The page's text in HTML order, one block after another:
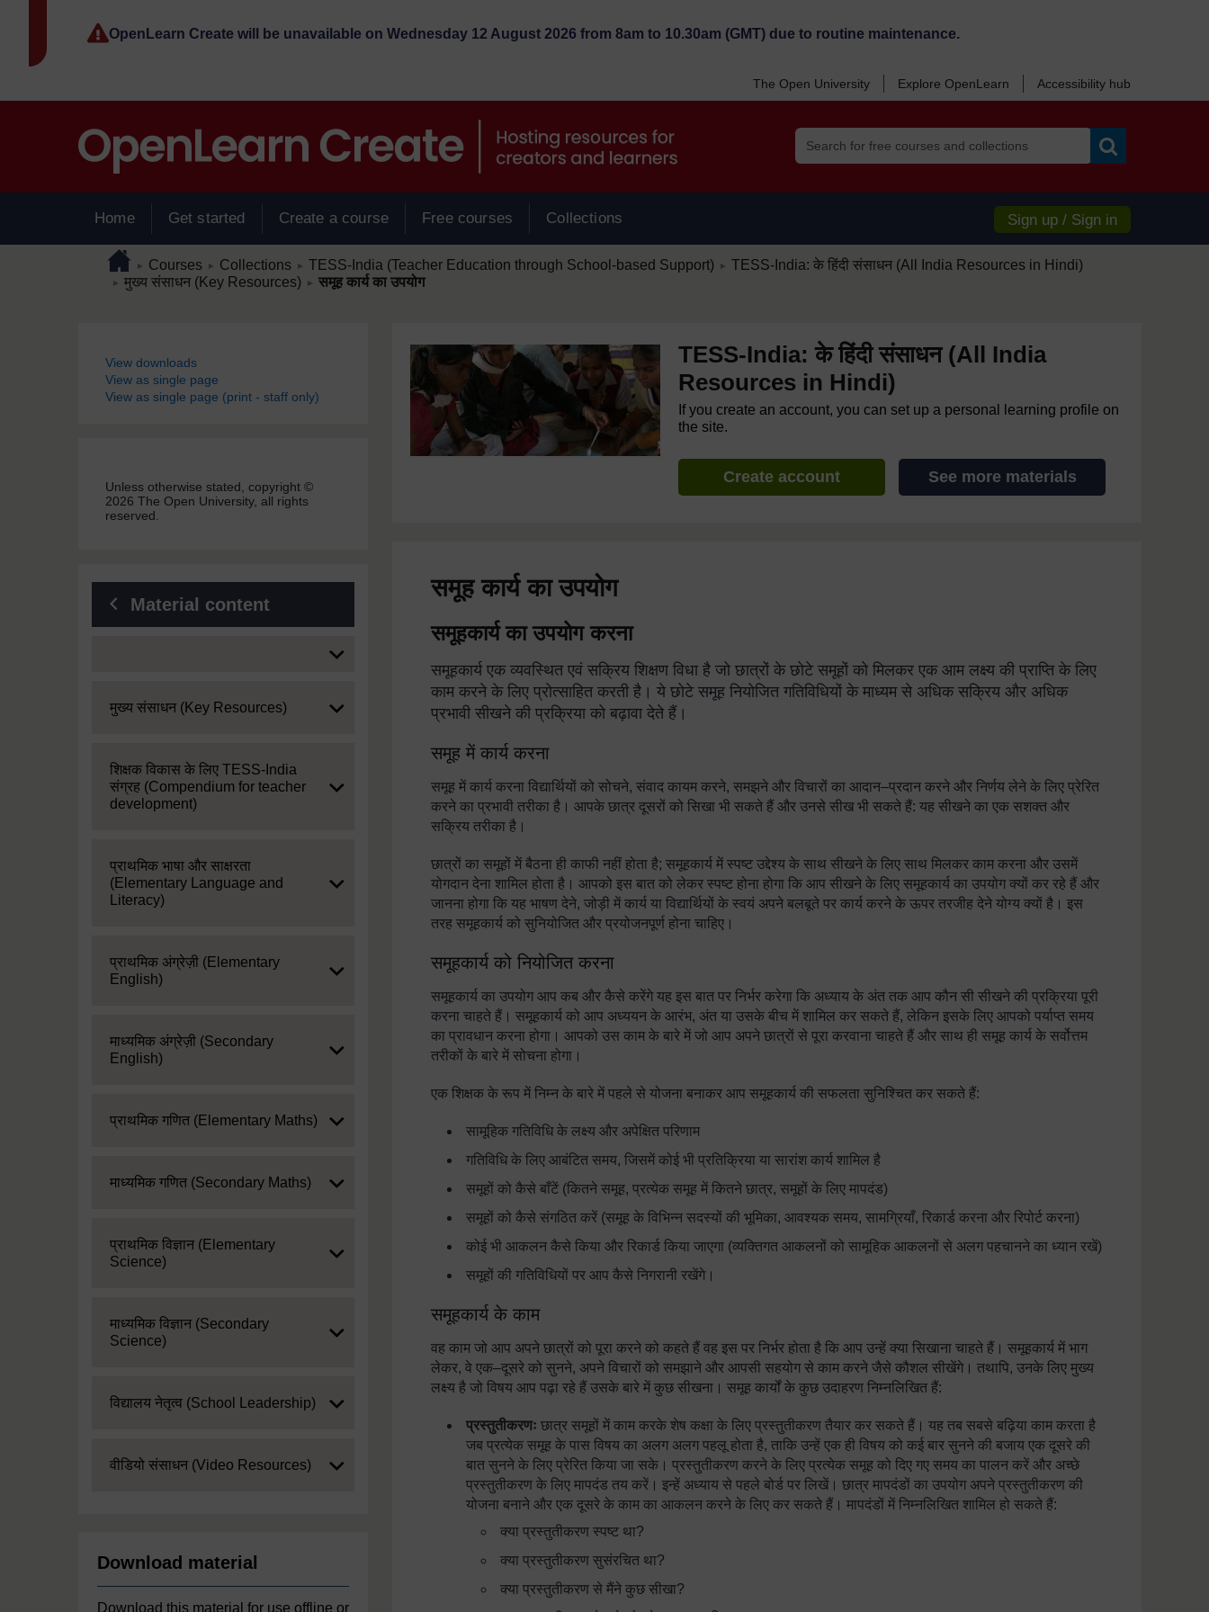
OpenLearn Create will be unavailable on Wednesday 12 August 2026 from 8am to 10.30am (GMT) due to routine maintenance.
The Open University Explore OpenLearn Accessibility hub
Home Get started Create a course Free courses Collections Sign up / Sign in
Page pathHome
► Courses ► Collections ► TESS-India (Teacher Education through School-based Support) ► TESS-India: के हिंदी संसाधन (All India Resources in Hindi)
► मुख्य संसाधन (Key Resources) ► समूह कार्य का उपयोग
View downloads
View as single page
View as single page (print - staff only)
Unless otherwise stated, copyright ©
2026 The Open University, all rights
reserved.
Material content
Expand
मुख्य संसाधन (Key Resources)
Expand
शिक्षक विकास के लिए TESS-India
संग्रह (Compendium for teacher
development)
Expand
प्राथमिक भाषा और साक्षरता
(Elementary Language and
Literacy)
Expand
प्राथमिक अंग्रेज़ी (Elementary
English)
Expand
माध्यमिक अंग्रेज़ी (Secondary
English)
Expand
प्राथमिक गणित (Elementary Maths)
Expand
माध्यमिक गणित (Secondary Maths)
Expand
प्राथमिक विज्ञान (Elementary
Science)
Expand
माध्यमिक विज्ञान (Secondary
Science)
Expand
विद्यालय नेतृत्व (School Leadership)
Expand
वीडियो संसाधन (Video Resources)
Download material
Download this material for use offline or
TESS-India: के हिंदी संसाधन (All India
Resources in Hindi)
If you create an account, you can set up a personal learning profile on
the site.
Create account See more materials
समूह कार्य का उपयोग
समूहकार्य का उपयोग करना
समूहकार्य एक व्यवस्थित एवं सक्रिय शिक्षण विधा है जो छात्रों के छोटे समूहों को मिलकर एक आम लक्ष्य की प्राप्ति के लिए
काम करने के लिए प्रोत्साहित करती है। ये छोटे समूह नियोजित गतिविधियों के माध्यम से अधिक सक्रिय और अधिक
प्रभावी सीखने की प्रक्रिया को बढ़ावा देते हैं।
समूह में कार्य करना
समूह में कार्य करना विद्यार्थियों को सोचने, संवाद कायम करने, समझने और विचारों का आदान–प्रदान करने और निर्णय लेने के लिए प्रेरित
करने का प्रभावी तरीका है। आपके छात्र दूसरों को सिखा भी सकते हैं और उनसे सीख भी सकते हैं: यह सीखने का एक सशक्त और
सक्रिय तरीका है।
छात्रों का समूहों में बैठना ही काफी नहीं होता है; समूहकार्य में स्पष्ट उद्देश्य के साथ सीखने के लिए साथ मिलकर काम करना और उसमें
योगदान देना शामिल होता है। आपको इस बात को लेकर स्पष्ट होना होगा कि आप सीखने के लिए समूहकार्य का उपयोग क्यों कर रहे हैं और
जानना होगा कि यह भाषण देने, जोड़ी में कार्य या विद्यार्थियों के स्वयं अपने बलबूते पर कार्य करने के ऊपर तरजीह देने योग्य क्यों है। इस
तरह समूहकार्य को सुनियोजित और प्रयोजनपूर्ण होना चाहिए।
समूहकार्य को नियोजित करना
समूहकार्य का उपयोग आप कब और कैसे करेंगे यह इस बात पर निर्भर करेगा कि अध्याय के अंत तक आप कौन सी सीखने की प्रक्रिया पूरी
करना चाहते हैं। समूहकार्य को आप अध्ययन के आरंभ, अंत या उसके बीच में शामिल कर सकते हैं, लेकिन इसके लिए आपको पर्याप्त समय
का प्रावधान करना होगा। आपको उस काम के बारे में जो आप अपने छात्रों से पूरा करवाना चाहते हैं और साथ ही समूह कार्य के सर्वोत्तम
तरीकों के बारे में सोचना होगा।
एक शिक्षक के रूप में निम्न के बारे में पहले से योजना बनाकर आप समूहकार्य की सफलता सुनिश्चित कर सकते हैं:
सामूहिक गतिविधि के लक्ष्य और अपेक्षित परिणाम
गतिविधि के लिए आबंटित समय, जिसमें कोई भी प्रतिक्रिया या सारांश कार्य शामिल है
समूहों को कैसे बाँटें (कितने समूह, प्रत्येक समूह में कितने छात्र, समूहों के लिए मापदंड)
समूहों को कैसे संगठित करें (समूह के विभिन्न सदस्यों की भूमिका, आवश्यक समय, सामग्रियाँ, रिकार्ड करना और रिपोर्ट करना)
कोई भी आकलन कैसे किया और रिकार्ड किया जाएगा (व्यक्तिगत आकलनों को सामूहिक आकलनों से अलग पहचानने का ध्यान रखें)
समूहों की गतिविधियों पर आप कैसे निगरानी रखेंगे।
समूहकार्य के काम
वह काम जो आप अपने छात्रों को पूरा करने को कहते हैं वह इस पर निर्भर होता है कि आप उन्हें क्या सिखाना चाहते हैं। समूहकार्य में भाग
लेकर, वे एक–दूसरे को सुनने, अपने विचारों को समझाने और आपसी सहयोग से काम करने जैसे कौशल सीखेंगे। तथापि, उनके लिए मुख्य
लक्ष्य है जो विषय आप पढ़ा रहे हैं उसके बारे में कुछ सीखना। समूह कार्यों के कुछ उदाहरण निम्नलिखित हैं:
प्रस्तुतीकरणः छात्र समूहों में काम करके शेष कक्षा के लिए प्रस्तुतीकरण तैयार कर सकते हैं। यह तब सबसे बढ़िया काम करता है
जब प्रत्येक समूह के पास विषय का अलग अलग पहलू होता है, ताकि उन्हें एक ही विषय को कई बार सुनने की बजाय एक दूसरे की
बात सुनने के लिए प्रेरित किया जा सके। प्रस्तुतीकरण करने के लिए प्रत्येक समूह को दिए गए समय का पालन करें और अच्छे
प्रस्तुतीकरण के लिए मापदंड तय करें। इन्हें अध्याय से पहले बोर्ड पर लिखें। छात्र मापदंडों का उपयोग अपने प्रस्तुतीकरण की
योजना बनाने और एक दूसरे के काम का आकलन करने के लिए कर सकते हैं। मापदंडों में निम्नलिखित शामिल हो सकते हैं:
क्या प्रस्तुतीकरण स्पष्ट था?
क्या प्रस्तुतीकरण सुसंरचित था?
क्या प्रस्तुतीकरण से मैंने कुछ सीखा?